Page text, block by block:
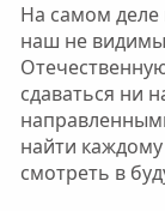
На самом деле
наш не
сдаваться ни
найти
смотреть в